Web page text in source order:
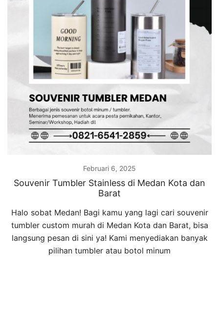
Februari 6, 2025
Souvenir Tumbler Stainless di Medan Kota dan
Barat
Halo sobat Medan! Bagi kamu yang lagi cari souvenir
tumbler custom murah di Medan Kota dan Barat, bisa
langsung pesan di sini ya! Kami menyediakan banyak
pilihan tumbler atau botol minum